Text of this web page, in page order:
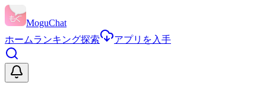
MoguChat
ホームランキング探索 アプリを入手